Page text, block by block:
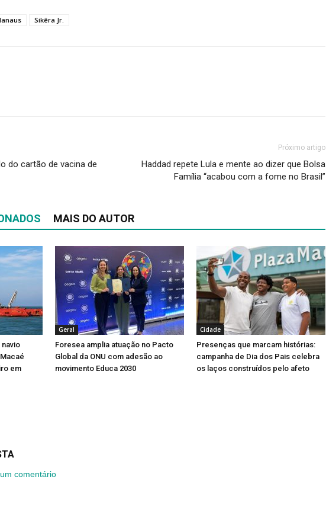
Sikêra Jr.
do cartão de vacina de
Próximo artigo
Haddad repete Lula e mente ao dizer que Bolsa
Família “acabou com a fome no Brasil”
MAIS DO AUTOR
em
Geral
Foresea amplia atuação no Pacto
Global da ONU com adesão ao
movimento Educa 2030
Cidade
Presenças que marcam histórias:
campanha de Dia dos Pais celebra
os laços construídos pelo afeto
comentário